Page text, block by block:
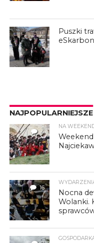
Puszki
NAJPOPULARNIEJSZE
4
NA
16
Nocna
Wolanki.